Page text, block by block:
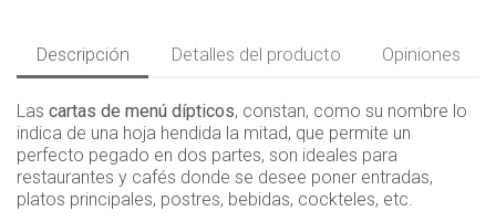
Descripción Detalles del producto Opiniones
Las cartas de menú dípticos, constan, como su nombre lo
indica de una hoja hendida la mitad, que permite un
perfecto pegado en dos partes, son ideales para
restaurantes y cafés donde se desee poner entradas,
platos principales, postres, bebidas, cockteles, etc.